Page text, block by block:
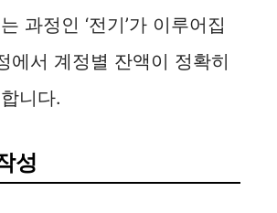
과정인 ‘전기’가 이루어집
에서 계정별 잔액이 정확히
니다.
성